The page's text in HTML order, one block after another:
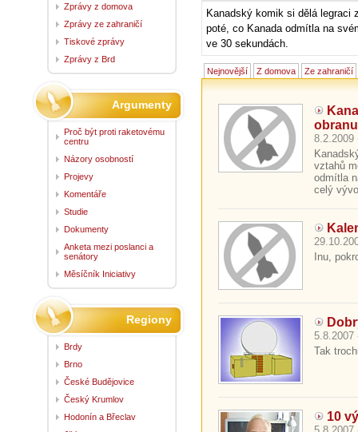
Kanadský komik si dělá legraci
poté, co Kanada odmítla na
ve 30 sekundách.
Nejnovější Z domova Ze zahraničí
8.2.2009
vztahů
odmítla
celý
Inu,
5.8.2007
Tak
10
Zprávy z domova
Zprávy ze zahraničí
Tiskové zprávy
Zprávy z Brd
Argumenty
Proč být proti raketovému
centru
Názory osobností
Projevy
Komentáře
Studie
Dokumenty
Anketa mezi poslanci a
senátory
Měsíčník Iniciativy
Regiony
Brdy
Brno
České Budějovice
Český Krumlov
Hodonín a Břeclav